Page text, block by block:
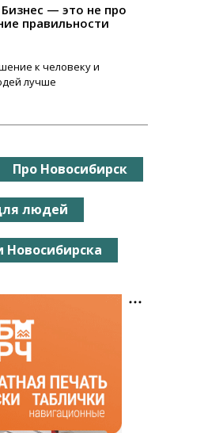
— это не про
правильности
к человеку и
лучше
Про Новосибирск
людей
Новосибирска